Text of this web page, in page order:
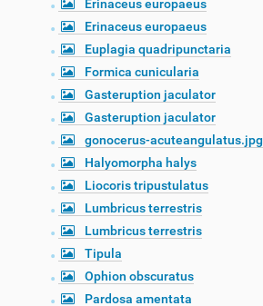
Erinaceus europaeus
Erinaceus europaeus
Euplagia quadripunctaria
Formica cunicularia
Gasteruption jaculator
Gasteruption jaculator
gonocerus-acuteangulatus.jpg
Halyomorpha halys
Liocoris tripustulatus
Lumbricus terrestris
Lumbricus terrestris
Tipula
Ophion obscuratus
Pardosa amentata